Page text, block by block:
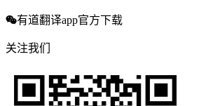
有道翻译app官方下载
关注我们